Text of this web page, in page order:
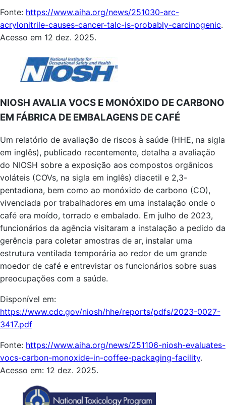
Fonte: https://www.aiha.org/news/251030-arc-
acrylonitrile-causes-cancer-talc-is-probably-carcinogenic.
Acesso em 12 dez. 2025.
NIOSH AVALIA VOCS E MONÓXIDO DE CARBONO
EM FÁBRICA DE EMBALAGENS DE CAFÉ
Um relatório de avaliação de riscos à saúde (HHE, na sigla
em inglês), publicado recentemente, detalha a avaliação
do NIOSH sobre a exposição aos compostos orgânicos
voláteis (COVs, na sigla em inglês) diacetil e 2,3-
pentadiona, bem como ao monóxido de carbono (CO),
vivenciada por trabalhadores em uma instalação onde o
café era moído, torrado e embalado. Em julho de 2023,
funcionários da agência visitaram a instalação a pedido da
gerência para coletar amostras de ar, instalar uma
estrutura ventilada temporária ao redor de um grande
moedor de café e entrevistar os funcionários sobre suas
preocupações com a saúde.
Disponível em:
https://www.cdc.gov/niosh/hhe/reports/pdfs/2023-0027-
3417.pdf
Fonte: https://www.aiha.org/news/251106-niosh-evaluates-
vocs-carbon-monoxide-in-coffee-packaging-facility.
Acesso em: 12 dez. 2025.